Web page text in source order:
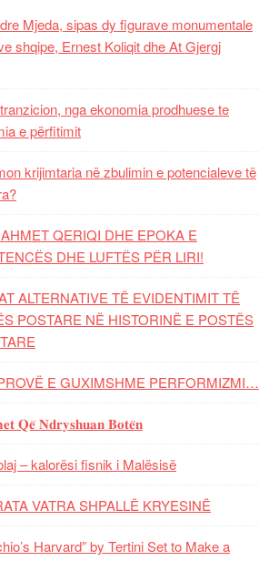
Mjeda, sipas dy figurave monumentale
shqipe, Ernest Koliqit dhe At Gjergj
nga ekonomia prodhuese te
e përfitimit
krijimtaria në zbulimin e potencialeve të
QERIQI DHE EPOKA E
DHE LUFTЁS PЁR LIRI!
ALTERNATIVE TË EVIDENTIMIT TË
POSTARE NË HISTORINË E POSTËS
E GUXIMSHME PERFORMIZMI…
𝐐𝐞̈ 𝐍𝐝𝐫𝐲𝐬𝐡𝐮𝐚𝐧 𝐁𝐨𝐭𝐞̈𝐧
– kalorësi fisnik i Malësisë
VATRA SHPALLË KRYESINË
Harvard” by Tertini Set to Make a